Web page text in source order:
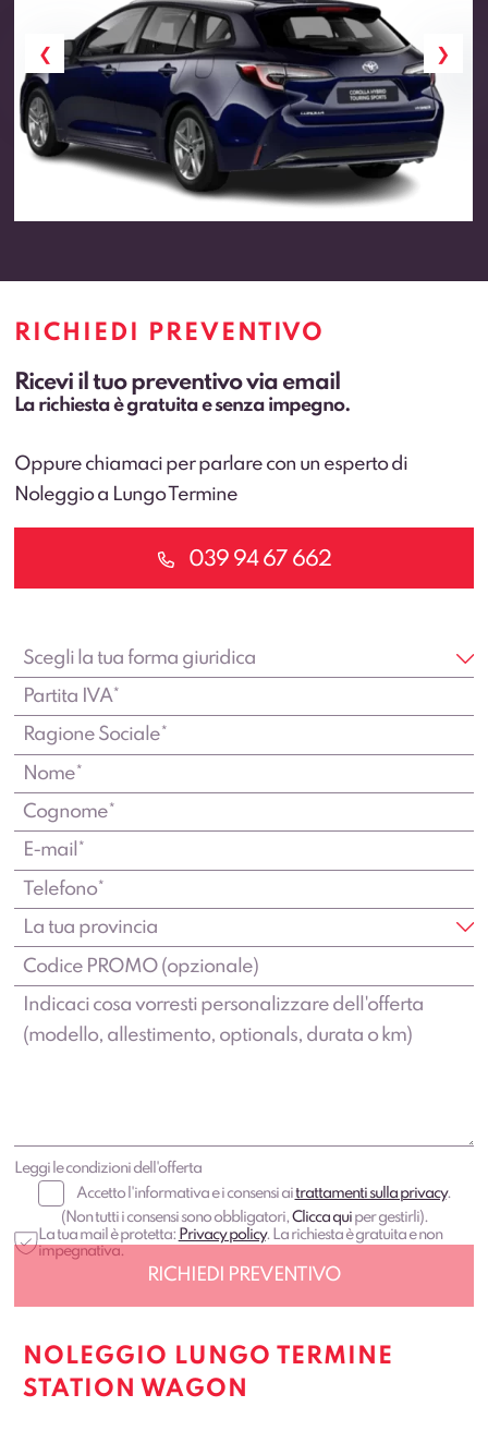
RICHIEDI PREVENTIVO
Ricevi il tuo preventivo via email
La richiesta è gratuita e senza impegno.
Oppure chiamaci per parlare con un esperto di
Noleggio a Lungo Termine
039 94 67 662
Leggi le condizioni dell'offerta
Accetto l'informativa e i consensi aitrattamenti sulla privacy.
(Non tutti i consensi sono obbligatori,Clicca quiper gestirli).
La tua mail è protetta: Privacy policy. La richiesta è gratuita e non
impegnativa.
NOLEGGIO LUNGO TERMINE
STATION WAGON